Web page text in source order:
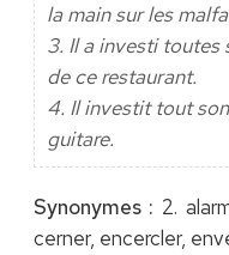
la main sur les
3. Il a investi toutes
de ce restaurant.
4. Il investit tout
guitare.
Synonymes : 2.
cerner, encercler,